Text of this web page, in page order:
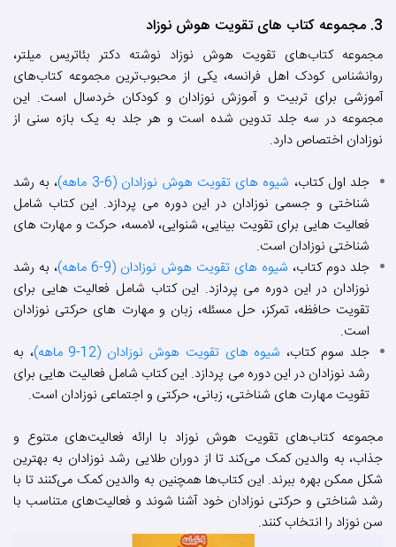
3. مجموعه کتاب های تقویت هوش نوزاد
مجموعه کتاب‌های تقویت هوش نوزاد نوشته دکتر بئاتریس میلتر،
روانشناس کودک اهل فرانسه، یکی از محبوب‌ترین مجموعه کتاب‌های
آموزشی برای تربیت و آموزش نوزادان و کودکان خردسال است. این
مجموعه در سه جلد تدوین شده است و هر جلد به یک بازه سنی از
نوزادان اختصاص دارد.
جلد اول کتاب، شیوه های تقویت هوش نوزادان (6-3 ماهه)
، به رشد
شناختی و جسمی نوزادان در این دوره می پردازد. این کتاب شامل
فعالیت هایی برای تقویت بینایی، شنوایی، لامسه، حرکت و مهارت های
شناختی نوزادان است.
جلد دوم کتاب، شیوه های تقویت هوش نوزادان (9-6 ماهه)
، به رشد
نوزادان در این دوره می پردازد. این کتاب شامل فعالیت هایی برای
تقویت حافظه، تمرکز، حل مسئله، زبان و مهارت های حرکتی نوزادان
است.
جلد سوم کتاب، شیوه های تقویت هوش نوزادان (12-9 ماهه)
، به
رشد نوزادان در این دوره می پردازد. این کتاب شامل فعالیت هایی برای
تقویت مهارت های شناختی، زبانی، حرکتی و اجتماعی نوزادان است.
مجموعه کتاب‌های تقویت هوش نوزاد با ارائه فعالیت‌های متنوع و
جذاب، به والدین کمک می‌کند تا از دوران طلایی رشد نوزادان به بهترین
شکل ممکن بهره ببرند. این کتاب‌ها همچنین به والدین کمک می‌کنند تا با
رشد شناختی و حرکتی نوزادان خود آشنا شوند و فعالیت‌های متناسب با
سن نوزاد را انتخاب کنند.